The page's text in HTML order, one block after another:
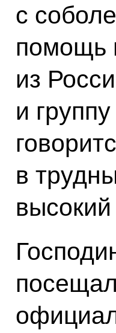
с
помощь
из
и
в